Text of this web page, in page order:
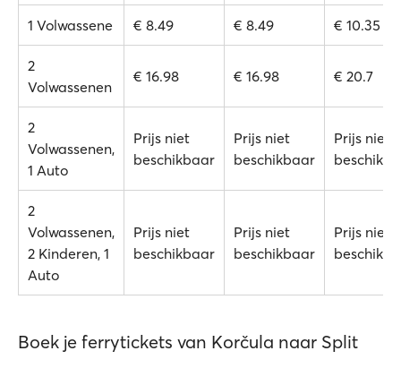
1 Volwassene € 8.49 € 8.49 € 10.35
2
Volwassenen
€ 16.98 € 16.98 € 20.7
2
Volwassenen,
1 Auto
Prijs niet
beschikbaar
Prijs niet
beschikbaar
Prijs niet
2
Volwassenen,
2 Kinderen, 1
Auto
Prijs niet
beschikbaar
Prijs niet
beschikbaar
Prijs niet
Boek je ferrytickets van Korčula naar Split